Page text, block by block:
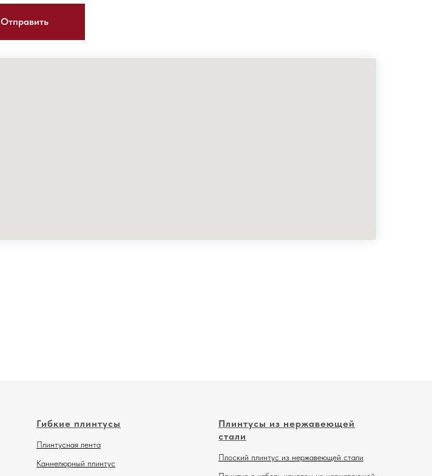
Отправить
Гибкие плинтусы
Плинтусная лента
Каннелюрный плинтус
Плинтусы из нержавеющей
стали
Плоский плинтус из нержавеющей стали